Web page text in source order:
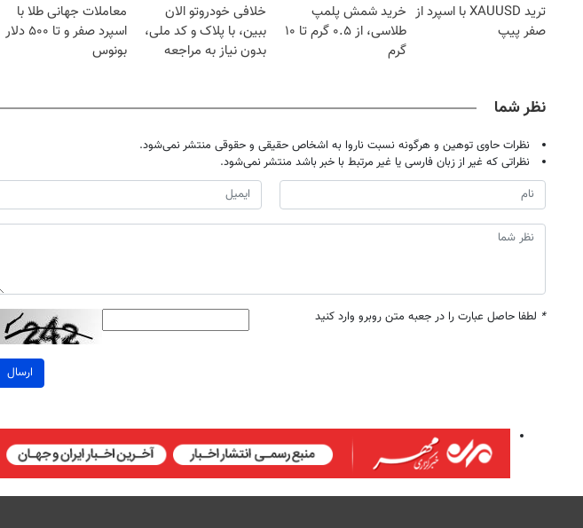
ترید XAUUSD با اسپرد از
صفر پیپ
خرید شمش پلمپ
طلاسی، از ۰.۵ گرم تا ۱۰
گرم
خلافی خودروتو الان
ببین، با پلاک و کد ملی،
بدون نیاز به مراجعه
معاملات جهانی طلا با
اسپرد صفر و تا ۵۰۰ دلار
بونوس
نظر شما
نظرات حاوی توهین و هرگونه نسبت ناروا به اشخاص حقیقی و حقوقی منتشر نمی‌شود.
نظراتی که غیر از زبان فارسی یا غیر مرتبط با خبر باشد منتشر نمی‌شود.
* لطفا حاصل عبارت را در جعبه متن روبرو وارد کنید
ارسال